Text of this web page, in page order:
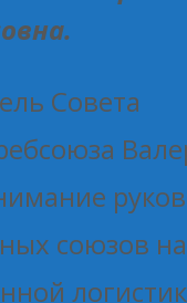
Совета
союзов